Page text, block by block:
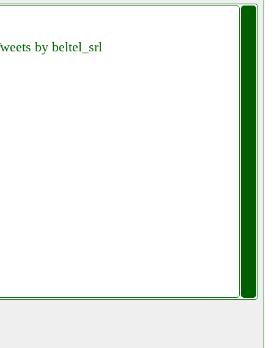
by beltel_srl